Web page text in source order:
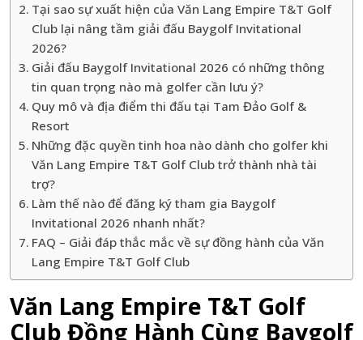
Tại sao sự xuất hiện của Văn Lang Empire T&T Golf
Club lại nâng tầm giải đấu Baygolf Invitational
2026?
Giải đấu Baygolf Invitational 2026 có những thông
tin quan trọng nào mà golfer cần lưu ý?
Quy mô và địa điểm thi đấu tại Tam Đảo Golf &
Resort
Những đặc quyền tinh hoa nào dành cho golfer khi
Văn Lang Empire T&T Golf Club trở thành nhà tài
trợ?
Làm thế nào để đăng ký tham gia Baygolf
Invitational 2026 nhanh nhất?
FAQ – Giải đáp thắc mắc về sự đồng hành của Văn
Lang Empire T&T Golf Club
Văn Lang Empire T&T Golf
Club Đồng Hành Cùng Baygolf